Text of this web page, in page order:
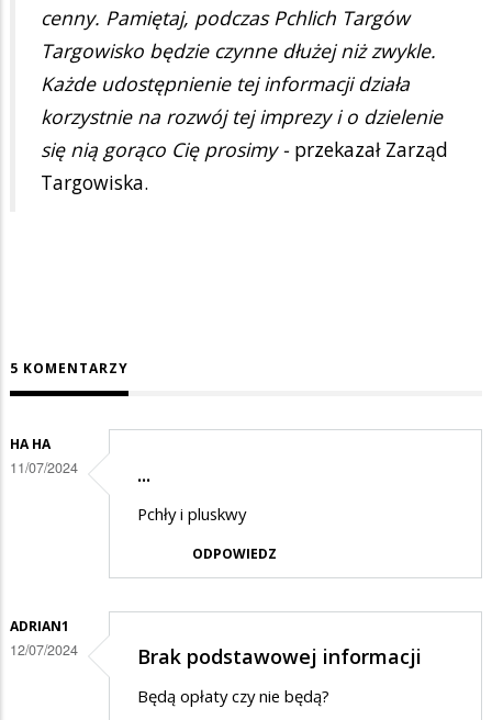
cenny. Pamiętaj, podczas Pchlich Targów
Targowisko będzie czynne dłużej niż zwykle.
Każde udostępnienie tej informacji działa
korzystnie na rozwój tej imprezy i o dzielenie
się nią gorąco Cię prosimy - przekazał Zarząd
Targowiska.
5 KOMENTARZY
HA HA
11/07/2024 ...
Pchły i pluskwy
ODPOWIEDZ
ADRIAN1
12/07/2024 Brak podstawowej informacji
Będą opłaty czy nie będą?